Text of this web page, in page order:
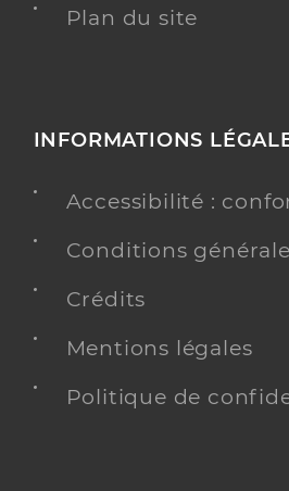
Plan du site
INFORMATIONS
Accessibilité :
Conditions
Crédits
Mentions légales
Politique de